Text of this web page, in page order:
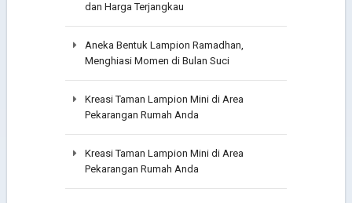
dan Harga Terjangkau
Aneka Bentuk Lampion Ramadhan,
Menghiasi Momen di Bulan Suci
Kreasi Taman Lampion Mini di Area
Pekarangan Rumah Anda
Kreasi Taman Lampion Mini di Area
Pekarangan Rumah Anda